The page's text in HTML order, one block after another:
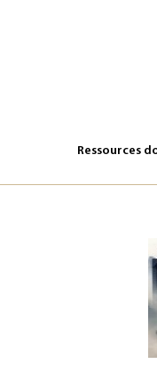
Ressources